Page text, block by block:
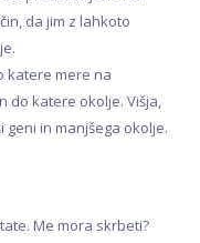
da jim z lahkoto
katere mere na
do katere okolje. Višja,
geni in manjšega okolje.
Me mora skrbeti?